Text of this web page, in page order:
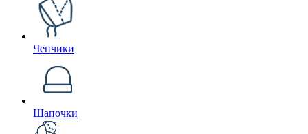
Чепчики
Шапочки